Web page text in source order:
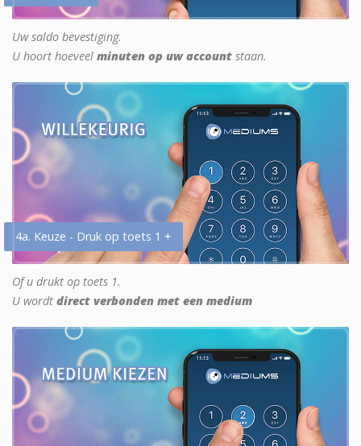
Uw saldo bevestiging.
U hoort hoeveel minuten op uw account staan.
4a. Keuze - Druk op toets 1 +
Of u drukt op toets 1.
U wordt direct verbonden met een medium